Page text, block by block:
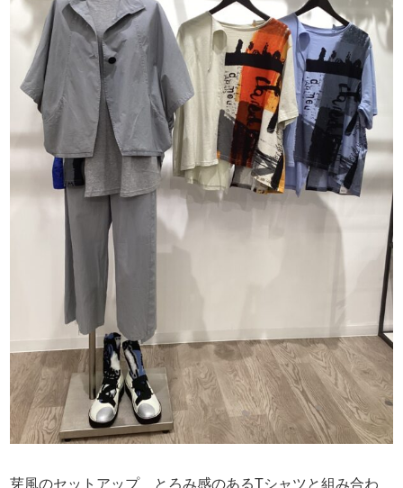
芽風のセットアップ とろみ感のあるTシャツと組み合わ